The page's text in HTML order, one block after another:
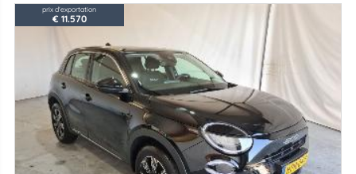
prix d'exportation
€ 11.570